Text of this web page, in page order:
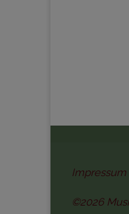
Impressum
©2026